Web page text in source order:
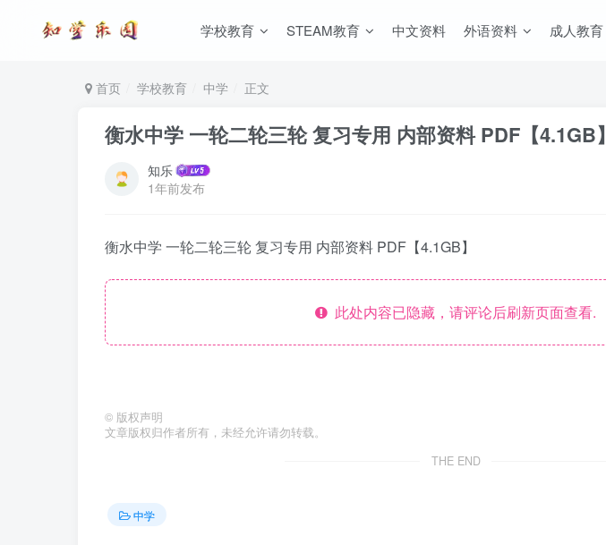
学校教育 STEAM教育 中文资料 外语资料 成人教育
首页 学校教育 中学 正文
衡水中学 一轮二轮三轮 复习专用 内部资料 PDF【4.1GB】
知乐
1年前发布
衡水中学 一轮二轮三轮 复习专用 内部资料 PDF【4.1GB】
此处内容已隐藏，请评论后刷新页面查看.
© 版权声明
文章版权归作者所有，未经允许请勿转载。
THE END
中学